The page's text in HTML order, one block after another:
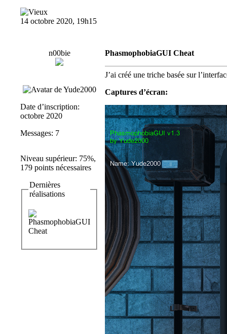
14 octobre 2020, 19h15
n00bie
Date d’inscription:
octobre 2020
Messages: 7
Niveau supérieur: 75%,
179 points nécessaires
Dernières
réalisations
PhasmophobiaGUI Cheat
J’ai créé une triche basée sur
Captures d’écran: